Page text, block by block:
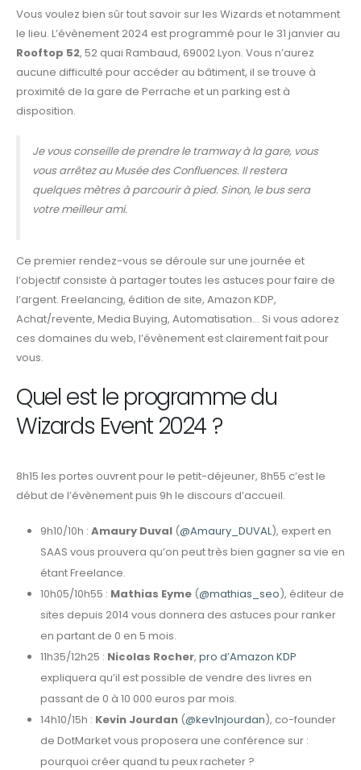
Vous voulez bien sûr tout savoir sur les Wizards et notamment
le lieu. L’évènement 2024 est programmé pour le 31 janvier au
Rooftop 52, 52 quai Rambaud, 69002 Lyon. Vous n’aurez
aucune difficulté pour accéder au bâtiment, il se trouve à
proximité de la gare de Perrache et un parking est à
disposition.
Je vous conseille de prendre le tramway à la gare, vous
vous arrêtez au Musée des Confluences. Il restera
quelques mètres à parcourir à pied. Sinon, le bus sera
votre meilleur ami.
Ce premier rendez-vous se déroule sur une journée et
l’objectif consiste à partager toutes les astuces pour faire de
l’argent. Freelancing, édition de site, Amazon KDP,
Achat/revente, Media Buying, Automatisation… Si vous adorez
ces domaines du web, l’évènement est clairement fait pour
vous.
Quel est le programme du
Wizards Event 2024 ?
8h15 les portes ouvrent pour le petit-déjeuner, 8h55 c’est le
début de l’évènement puis 9h le discours d’accueil.
9h10/10h : Amaury Duval(@Amaury_DUVAL), expert en
SAAS vous prouvera qu’on peut très bien gagner sa vie en
étant Freelance.
10h05/10h55 : Mathias Eyme(@mathias_seo), éditeur de
sites depuis 2014 vous donnera des astuces pour ranker
en partant de 0 en 5 mois.
11h35/12h25 : Nicolas Rocher, pro d’Amazon KDP
expliquera qu’il est possible de vendre des livres en
passant de 0 à 10 000 euros par mois.
14h10/15h : Kevin Jourdan(@kev1njourdan), co-founder
de DotMarket vous proposera une conférence sur :
pourquoi créer quand tu peux racheter ?